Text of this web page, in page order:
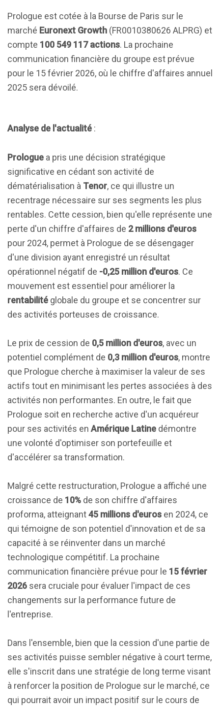
Prologue est cotée à la Bourse de Paris sur le
marché Euronext Growth (FR0010380626 ALPRG) et
compte 100 549 117 actions. La prochaine
communication financière du groupe est prévue
pour le 15 février 2026, où le chiffre d'affaires annuel
2025 sera dévoilé.
Analyse de l'actualité :
Prologue a pris une décision stratégique
significative en cédant son activité de
dématérialisation à Tenor, ce qui illustre un
recentrage nécessaire sur ses segments les plus
rentables. Cette cession, bien qu'elle représente une
perte d'un chiffre d'affaires de 2 millions d'euros
pour 2024, permet à Prologue de se désengager
d'une division ayant enregistré un résultat
opérationnel négatif de -0,25 million d'euros. Ce
mouvement est essentiel pour améliorer la
rentabilité globale du groupe et se concentrer sur
des activités porteuses de croissance.
Le prix de cession de 0,5 million d'euros, avec un
potentiel complément de 0,3 million d'euros, montre
que Prologue cherche à maximiser la valeur de ses
actifs tout en minimisant les pertes associées à des
activités non performantes. En outre, le fait que
Prologue soit en recherche active d'un acquéreur
pour ses activités en Amérique Latine démontre
une volonté d'optimiser son portefeuille et
d'accélérer sa transformation.
Malgré cette restructuration, Prologue a affiché une
croissance de 10% de son chiffre d'affaires
proforma, atteignant45 millions d'euros en 2024, ce
qui témoigne de son potentiel d'innovation et de sa
capacité à se réinventer dans un marché
technologique compétitif. La prochaine
communication financière prévue pour le 15 février
2026 sera cruciale pour évaluer l'impact de ces
changements sur la performance future de
l'entreprise.
Dans l'ensemble, bien que la cession d'une partie de
ses activités puisse sembler négative à court terme,
elle s'inscrit dans une stratégie de long terme visant
à renforcer la position de Prologue sur le marché, ce
qui pourrait avoir un impact positif sur le cours de